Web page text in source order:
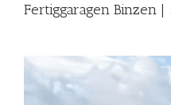
Fertiggaragen Binzen |